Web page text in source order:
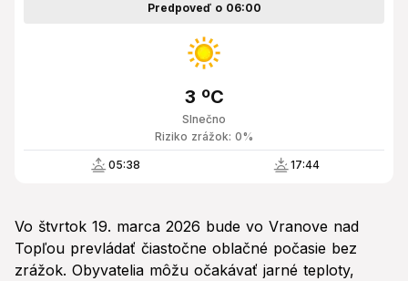
Predpoveď o 06:00
Slnečno
3 ºC
Riziko zrážok: 0%
05:38 17:44
Vo štvrtok 19. marca 2026 bude vo Vranove nad
Topľou prevládať čiastočne oblačné počasie bez
zrážok. Obyvatelia môžu očakávať jarné teploty,